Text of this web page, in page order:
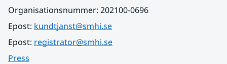
Organisationsnummer: 202100-0696
Epost: kundtjanst@smhi.se
Epost: registrator@smhi.se
Press